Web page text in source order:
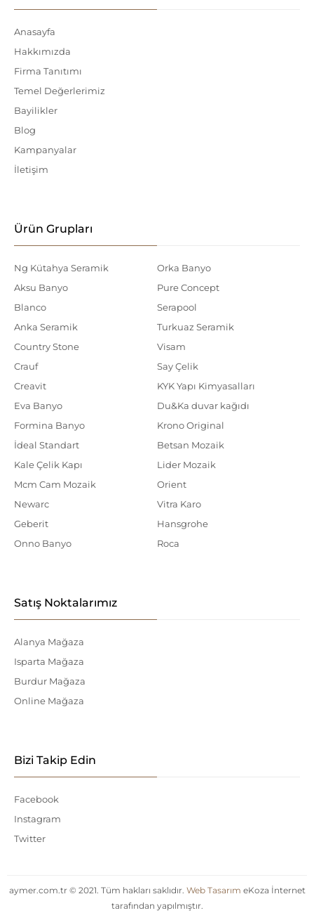
Anasayfa
Hakkımızda
Firma Tanıtımı
Temel Değerlerimiz
Bayilikler
Blog
Kampanyalar
İletişim
Ürün Grupları
Ng Kütahya Seramik
Aksu Banyo
Blanco
Anka Seramik
Country Stone
Crauf
Creavit
Eva Banyo
Formina Banyo
İdeal Standart
Kale Çelik Kapı
Mcm Cam Mozaik
Newarc
Geberit
Onno Banyo
Orka Banyo
Pure Concept
Serapool
Turkuaz Seramik
Visam
Say Çelik
KYK Yapı Kimyasalları
Du&Ka duvar kağıdı
Krono Original
Betsan Mozaik
Lider Mozaik
Orient
Vitra Karo
Hansgrohe
Roca
Satış Noktalarımız
Alanya Mağaza
Isparta Mağaza
Burdur Mağaza
Online Mağaza
Bizi Takip Edin
Facebook
Instagram
Twitter
aymer.com.tr © 2021. Tüm hakları saklıdır. Web Tasarım eKoza İnternet
tarafından yapılmıştır.